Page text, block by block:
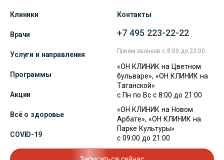
Клиники
Врачи
Услуги и направления
Программы
Акции
Всё о здоровье
COVID-19
Контакты
+7 495 223-22-22
Прием звонков с 8:00 до 23:00
«ОН КЛИНИК на Цветном
бульваре», «ОН КЛИНИК на
Таганской»
с Пн по Вс с 8:00 до 21:00
«ОН КЛИНИК на Новом
Арбате», «ОН КЛИНИК на
Парке Культуры»
с 09:00 до 21:00